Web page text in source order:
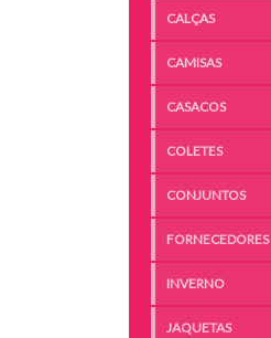
CALÇAS
CAMISAS
CASACOS
COLETES
CONJUNTOS
FORNECEDORES
INVERNO
JAQUETAS